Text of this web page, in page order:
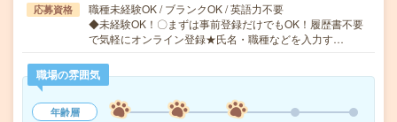
応募資格
職種未経験OK / ブランクOK / 英語力不要
◆未経験OK！〇まずは事前登録だけでもOK！履歴書不要
で気軽にオンライン登録★氏名・職種などを入力す…
職場の雰囲気
年齢層